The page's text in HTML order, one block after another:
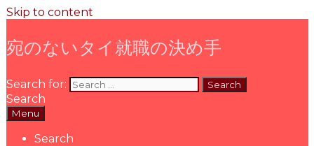
Skip to content
宛のないタイ就職の決め手
Search for:
Search
Menu
Search